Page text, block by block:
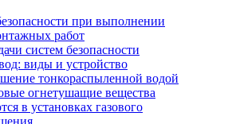
при выполнении
работ
систем безопасности
виды и устройство
тонкораспыленной водой
огнетушащие вещества
в установках газового